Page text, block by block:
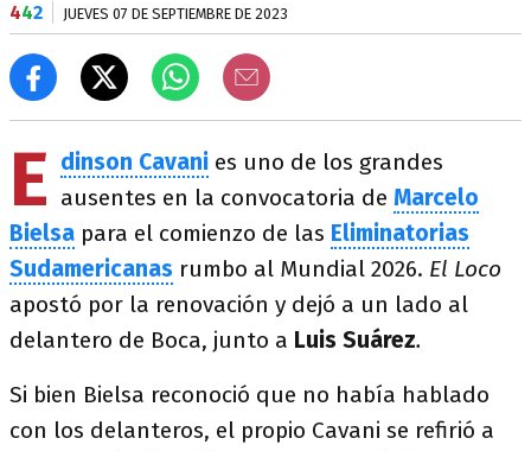
442 JUEVES 07 DE SEPTIEMBRE DE 2023
E dinson Cavani es uno de los grandes
ausentes en la convocatoria de Marcelo
Bielsa para el comienzo de las Eliminatorias
Sudamericanas rumbo al Mundial 2026. El Loco
apostó por la renovación y dejó a un lado al
delantero de Boca, junto a Luis Suárez.
Si bien Bielsa reconoció que no había hablado
con los delanteros, el propio Cavani se refirió a